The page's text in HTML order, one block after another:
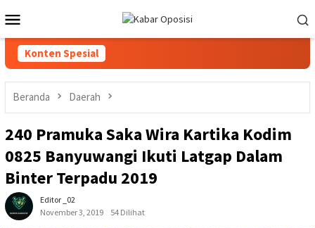
ke
kontenMobile
Konten Spesial
Beranda Daerah
240 Pramuka Saka Wira Kartika Kodim
0825 Banyuwangi Ikuti Latgap Dalam
Binter Terpadu 2019
Editor _02
November 3, 2019
54 Dilihat